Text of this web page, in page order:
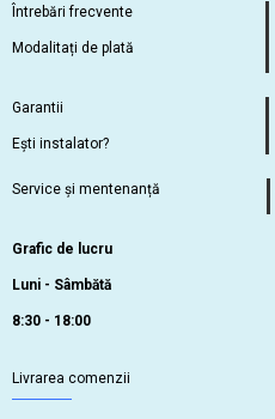
Întrebări frecvente
Modalitați de plată
Garantii
Ești instalator?
Service și mentenanță
Grafic de lucru
Luni - Sâmbătă
8:30 - 18:00
Livrarea comenzii